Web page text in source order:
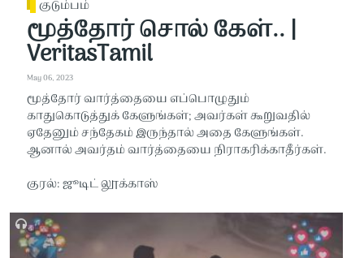
குடும்பம்
மூத்தோர் சொல் கேள்.. |
VeritasTamil
May 06, 2023
மூத்தோர் வார்த்தையை எப்பொழுதும்
காதுகொடுத்துக் கேளுங்கள்; அவர்கள் கூறுவதில்
ஏதேனும் சந்தேகம் இருந்தால் அதை கேளுங்கள்.
ஆனால் அவர்தம் வார்த்தையை நிராகரிக்காதீர்கள்.
குரல்: ஜூடிட் லூக்காஸ்